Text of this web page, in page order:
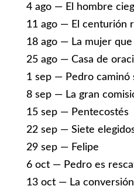
4 ago — El hombre
11 ago — El centurión
18 ago — La mujer que
25 ago — Casa de
1 sep — Pedro caminó
8 sep — La gran
15 sep — Pentecostés
22 sep — Siete
29 sep — Felipe
6 oct — Pedro es
13 oct — La